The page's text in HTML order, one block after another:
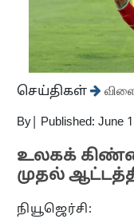
செய்திகள்
By Published: June
உலகக்
முதல்
நியூஜெர்சி: